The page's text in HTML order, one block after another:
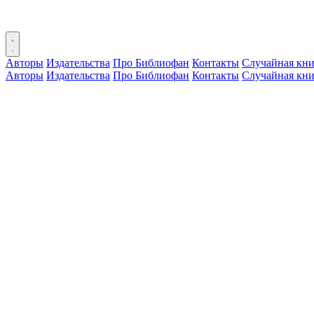
Авторы Издательства Про Библиофан Контакты Случайная
Авторы Издательства Про Библиофан Контакты Случайная